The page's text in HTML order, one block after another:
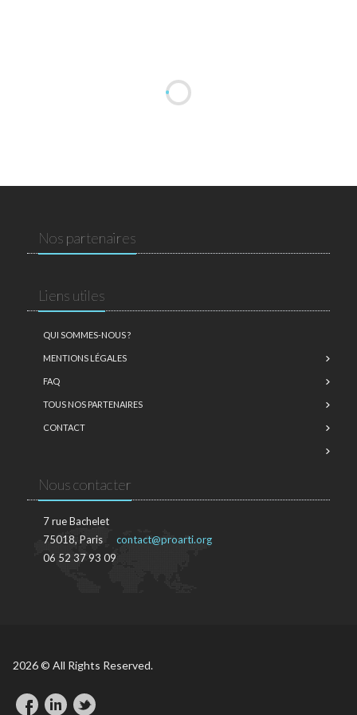
Nos partenaires
Liens utiles
QUI SOMMES-NOUS ?
MENTIONS LÉGALES
FAQ
TOUS NOS PARTENAIRES
CONTACT
Nous contacter
7 rue Bachelet
75018, Paris
06 52 37 93 09
contact@proarti.org
2026 © All Rights Reserved.